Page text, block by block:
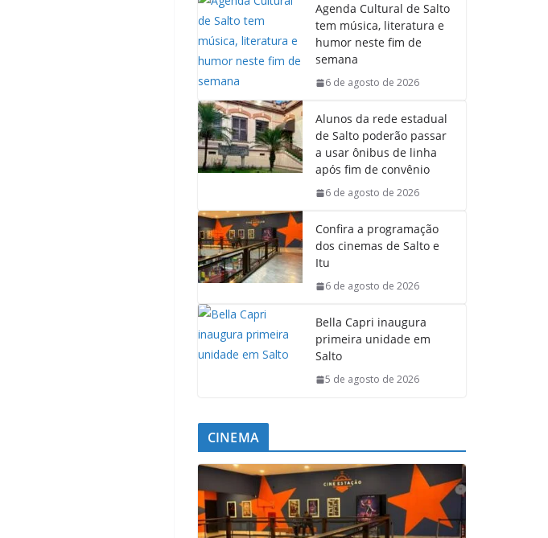
Agenda Cultural de Salto
tem música, literatura e
humor neste fim de
semana
6 de agosto de 2026
Alunos da rede estadual
de Salto poderão passar
a usar ônibus de linha
após fim de convênio
6 de agosto de 2026
Confira a programação
dos cinemas de Salto e
Itu
6 de agosto de 2026
Bella Capri inaugura
primeira unidade em
Salto
5 de agosto de 2026
CINEMA